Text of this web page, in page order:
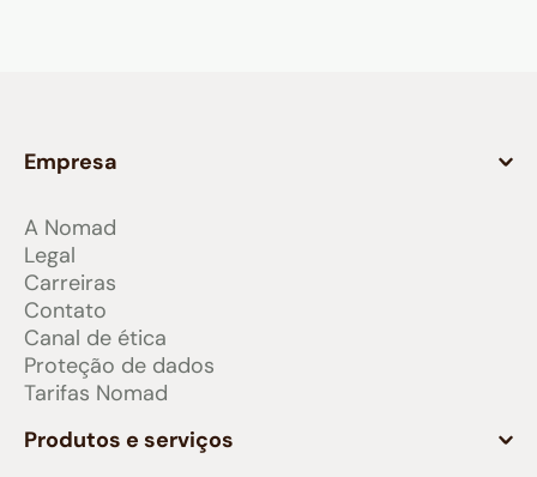
Empresa
A Nomad
Legal
Carreiras
Contato
Canal de ética
Proteção de dados
Tarifas Nomad
Produtos e serviços